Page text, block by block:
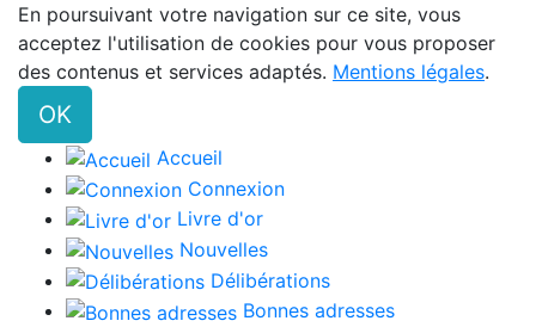
En poursuivant votre navigation sur ce site, vous
acceptez l'utilisation de cookies pour vous proposer
des contenus et services adaptés. Mentions légales.
OK
Accueil
Connexion
Livre d'or
Nouvelles
Délibérations
Bonnes adresses